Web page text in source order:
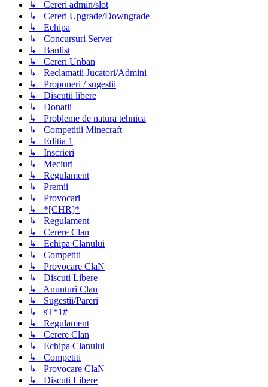
↳ Cereri admin/slot
↳ Cereri Upgrade/Downgrade
↳ Echipa
↳ Concursuri Server
↳ Banlist
↳ Cereri Unban
↳ Reclamatii Jucatori/Admini
↳ Propuneri / sugestii
↳ Discutii libere
↳ Donatii
↳ Probleme de natura tehnica
↳ Competitii Minecraft
↳ Editia 1
↳ Inscrieri
↳ Meciuri
↳ Regulament
↳ Premii
↳ Provocari
↳ *[CHR]*
↳ Regulament
↳ Cerere Clan
↳ Echipa Clanului
↳ Competiti
↳ Provocare ClaN
↳ Discuti Libere
↳ Anunturi Clan
↳ Sugestii/Pareri
↳ sT*1#
↳ Regulament
↳ Cerere Clan
↳ Echipa Clanului
↳ Competiti
↳ Provocare ClaN
↳ Discuti Libere